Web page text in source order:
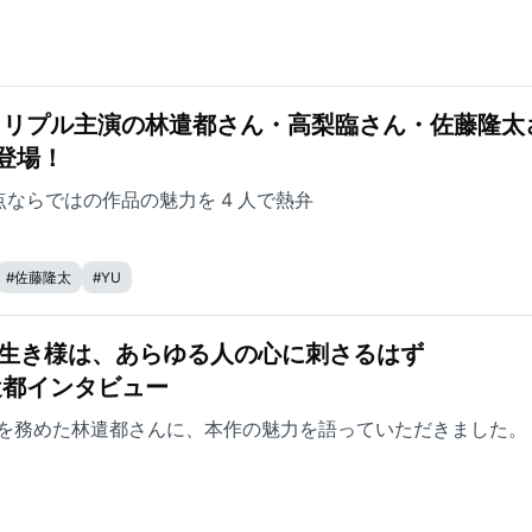
プル主演の林遣都さん・高梨臨さん・佐藤隆太
場！
らではの作品の魅力を 4 人で熱弁
#佐藤隆太 #YU
き様は、あらゆる人の心に刺さるはず
インタビュー
務めた林遣都さんに、本作の魅力を語っていただきました。